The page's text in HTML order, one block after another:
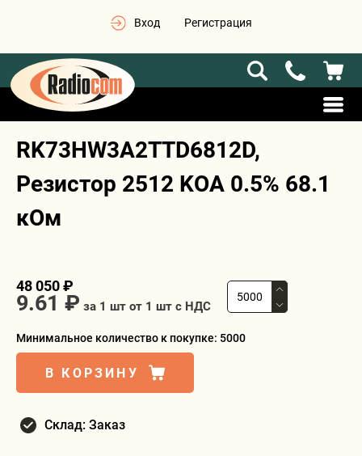
Вход Регистрация
RK73HW3A2TTD6812D,
Резистор 2512 KOA 0.5% 68.1
кОм
48 050 ₽
9.61 ₽ за 1 шт от 1 шт с НДС
Минимальное количество к покупке: 5000
В КОРЗИНУ
Склад: Заказ